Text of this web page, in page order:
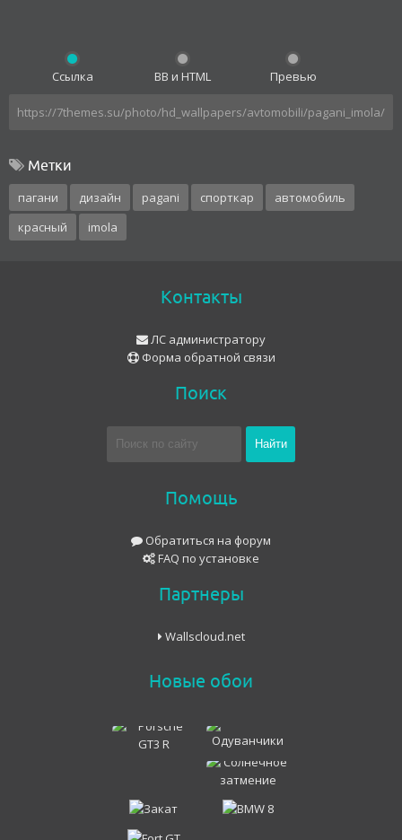
Ссылка BB и HTML Превью
Метки
пагани дизайн pagani спорткар
автомобиль
красный
imola
Контакты
ЛС администратору
Форма обратной связи
Поиск
Помощь
Обратиться на форум
FAQ по установке
Партнеры
Wallscloud.net
Новые обои